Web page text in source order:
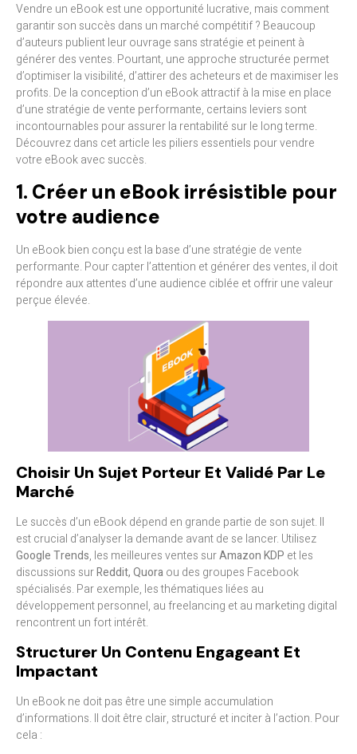
Vendre un eBook est une opportunité lucrative, mais comment
garantir son succès dans un marché compétitif ? Beaucoup
d’auteurs publient leur ouvrage sans stratégie et peinent à
générer des ventes. Pourtant, une approche structurée permet
d’optimiser la visibilité, d’attirer des acheteurs et de maximiser les
profits. De la conception d’un eBook attractif à la mise en place
d’une stratégie de vente performante, certains leviers sont
incontournables pour assurer la rentabilité sur le long terme.
Découvrez dans cet article les piliers essentiels pour vendre
votre eBook avec succès.
1. Créer un eBook irrésistible pour
votre audience
Un eBook bien conçu est la base d’une stratégie de vente
performante. Pour capter l’attention et générer des ventes, il doit
répondre aux attentes d’une audience ciblée et offrir une valeur
perçue élevée.
Choisir Un Sujet Porteur Et Validé Par Le
Marché
Le succès d’un eBook dépend en grande partie de son sujet. Il
est crucial d’analyser la demande avant de se lancer. Utilisez
Google Trends, les meilleures ventes surAmazon KDP et les
discussions surReddit, Quoraou des groupes Facebook
spécialisés. Par exemple, les thématiques liées au
développement personnel, au freelancing et au marketing digital
rencontrent un fort intérêt.
Structurer Un Contenu Engageant Et
Impactant
Un eBook ne doit pas être une simple accumulation
d’informations. Il doit être clair, structuré et inciter à l’action. Pour
cela :